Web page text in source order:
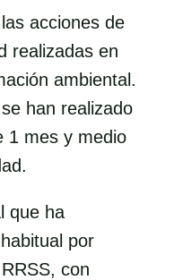
acciones de
realizadas en
ambiental.
han realizado
1 mes y medio
que ha
por
con